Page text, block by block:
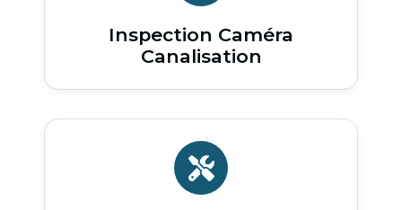
Inspection Caméra
Canalisation